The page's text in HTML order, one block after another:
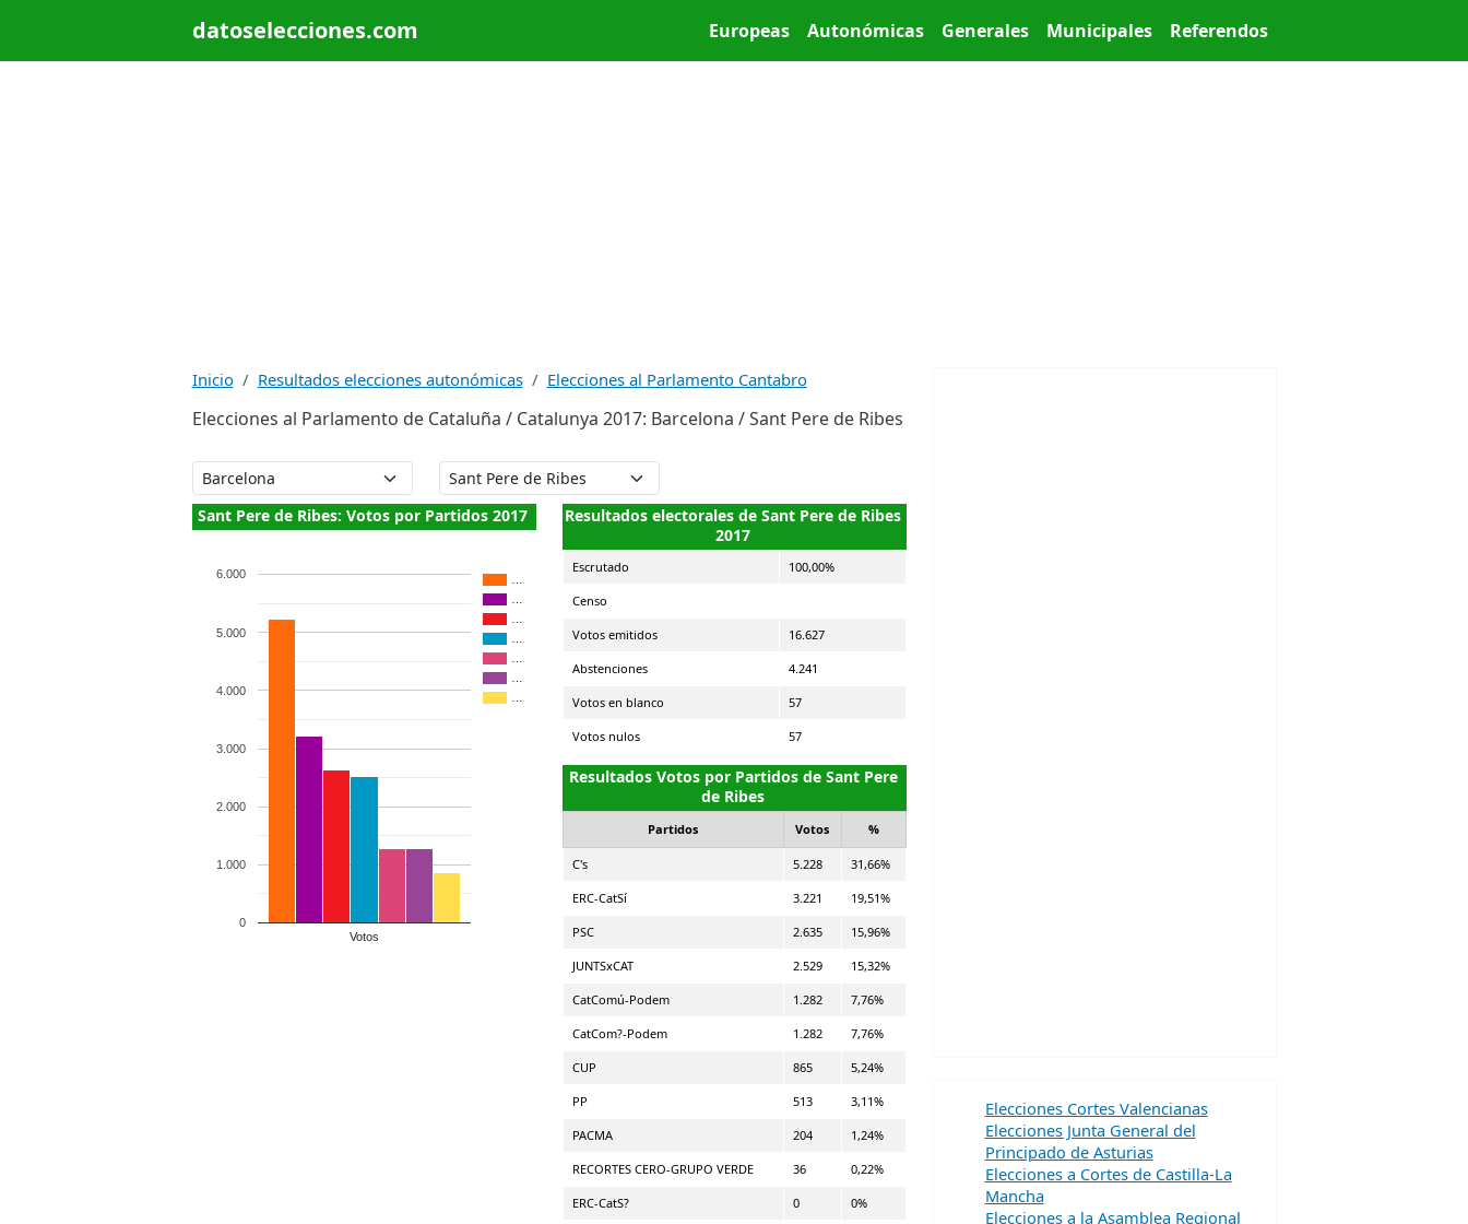
datoselecciones.com Main menu
Europeas Autonómicas Generales Municipales Referendos
Inicio Resultados elecciones autonómicas Elecciones al Parlamento Cantabro
Elecciones al Parlamento de Cataluña / Catalunya 2017: Barcelona / Sant Pere de Ribes
Sant Pere de Ribes: Votos por Partidos 2017
Votos
0
1.000
2.000
3.000
4.000
5.000
6.000
Resultados electorales de Sant Pere de Ribes
2017
Escrutado 100,00%
Censo
Votos emitidos 16.627
Abstenciones 4.241
Votos en blanco 57
Votos nulos 57
Resultados Votos por Partidos de Sant Pere
de Ribes
Partidos Votos %
C's 5.228 31,66%
ERC-CatSí 3.221 19,51%
PSC 2.635 15,96%
JUNTSxCAT 2.529 15,32%
CatComú-Podem 1.282 7,76%
CatCom?-Podem 1.282 7,76%
CUP 865 5,24%
PP 513 3,11%
PACMA 204 1,24%
RECORTES CERO-GRUPO VERDE 36 0,22%
ERC-CatS? 0 0%
Elecciones Cortes Valencianas
Elecciones Junta General del
Principado de Asturias
Elecciones a Cortes de Castilla-La
Mancha
Elecciones a la Asamblea Regional